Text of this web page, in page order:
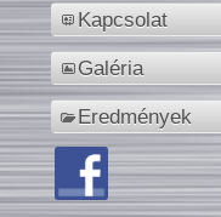
Kapcsolat
Galéria
Eredmények